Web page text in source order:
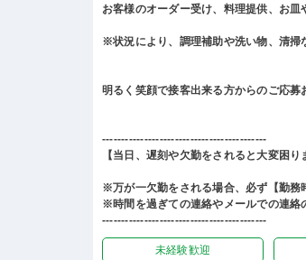
お客様のオーダー受け、料理提供、お皿
※状況により、調理補助や洗い物、清掃
明るく笑顔で接客出来る方からのご応募
-------------------------------------------
【当日、遅刻や欠勤をされると大変困
※万が一欠勤をされる場合、必ず【勤務
※時間を過ぎての連絡やメールでの連絡
-------------------------------------------
未経験歓迎